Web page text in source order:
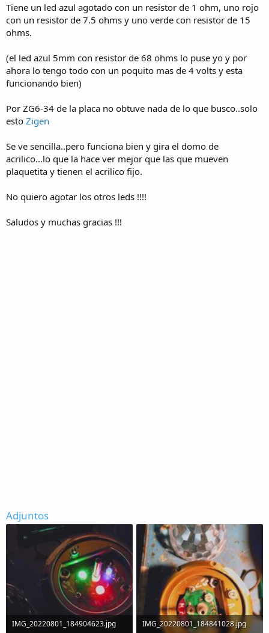
Tiene un led azul agotado con un resistor de 1 ohm, uno rojo
con un resistor de 7.5 ohms y uno verde con resistor de 15
ohms.
(el led azul 5mm con resistor de 68 ohms lo puse yo y por
ahora lo tengo todo con un poquito mas de 4 volts y esta
funcionando bien)
Por ZG6-34 de la placa no obtuve nada de lo que busco..solo
esto Zigen
Se ve sencilla..pero funciona bien y gira el domo de
acrilico...lo que la hace ver mejor que las que mueven
plaquetita y tienen el acrilico fijo.
No quiero agotar los otros leds !!!!
Saludos y muchas gracias !!!
Adjuntos
IMG_20220801_184904623.jpg
IMG_20220801_184841028.jpg